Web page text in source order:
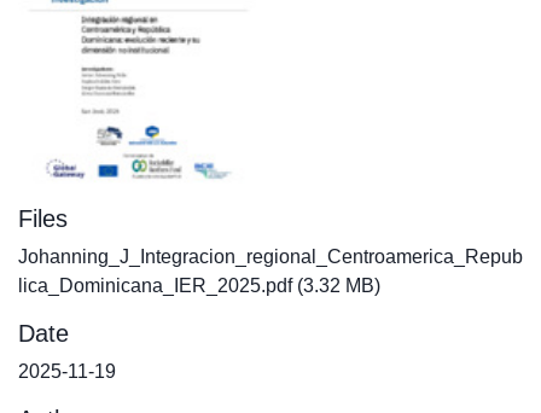
Files
Johanning_J_Integracion_regional_Centroamerica_Repub
lica_Dominicana_IER_2025.pdf(3.32 MB)
Date
2025-11-19